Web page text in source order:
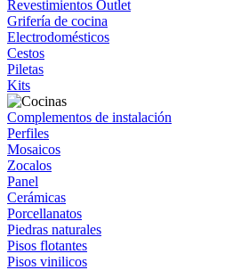
Revestimientos Outlet
Grifería de cocina
Electrodomésticos
Cestos
Piletas
Kits
Complementos de instalación
Perfiles
Mosaicos
Zocalos
Panel
Cerámicas
Porcellanatos
Piedras naturales
Pisos flotantes
Pisos vinilicos